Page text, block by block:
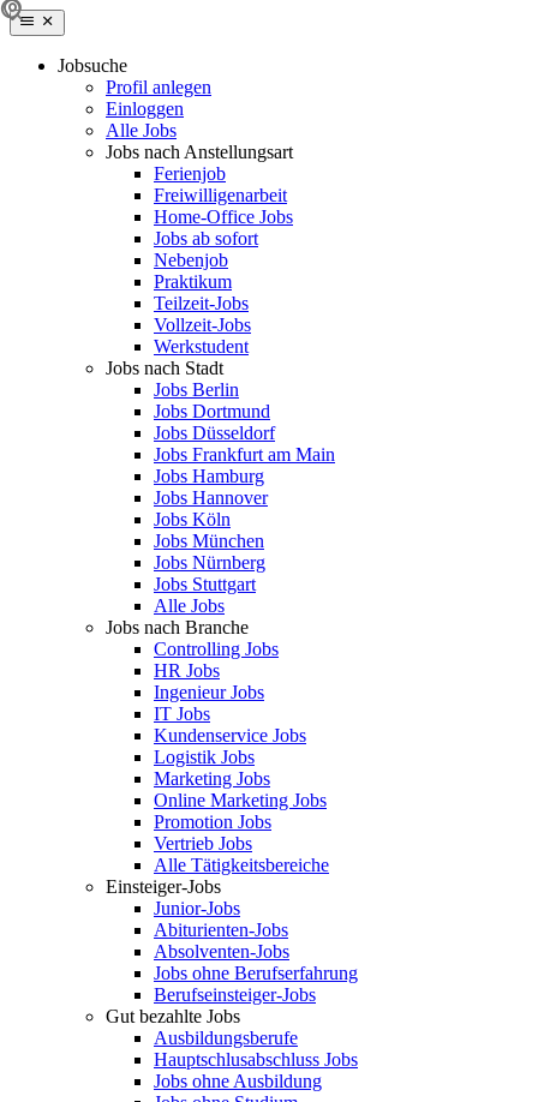
Jobsuche
Profil anlegen
Einloggen
Alle Jobs
Jobs nach Anstellungsart
Ferienjob
Freiwilligenarbeit
Home-Office Jobs
Jobs ab sofort
Nebenjob
Praktikum
Teilzeit-Jobs
Vollzeit-Jobs
Werkstudent
Jobs nach Stadt
Jobs Berlin
Jobs Dortmund
Jobs Düsseldorf
Jobs Frankfurt am Main
Jobs Hamburg
Jobs Hannover
Jobs Köln
Jobs München
Jobs Nürnberg
Jobs Stuttgart
Alle Jobs
Jobs nach Branche
Controlling Jobs
HR Jobs
Ingenieur Jobs
IT Jobs
Kundenservice Jobs
Logistik Jobs
Marketing Jobs
Online Marketing Jobs
Promotion Jobs
Vertrieb Jobs
Alle Tätigkeitsbereiche
Einsteiger-Jobs
Junior-Jobs
Abiturienten-Jobs
Absolventen-Jobs
Jobs ohne Berufserfahrung
Berufseinsteiger-Jobs
Gut bezahlte Jobs
Ausbildungsberufe
Hauptschlusabschluss Jobs
Jobs ohne Ausbildung